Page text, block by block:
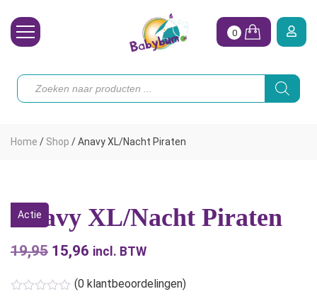
Toebehoren
Onze merken
Hoe begin ik?
0
Producten
zoeken
Home / Shop /Anavy XL/Nacht Piraten
Actie
Anavy XL/Nacht Piraten
19,95 Oorspronkelijke
was:
15,96 Huidige
incl. BTW
(0 klantbeoordelingen)